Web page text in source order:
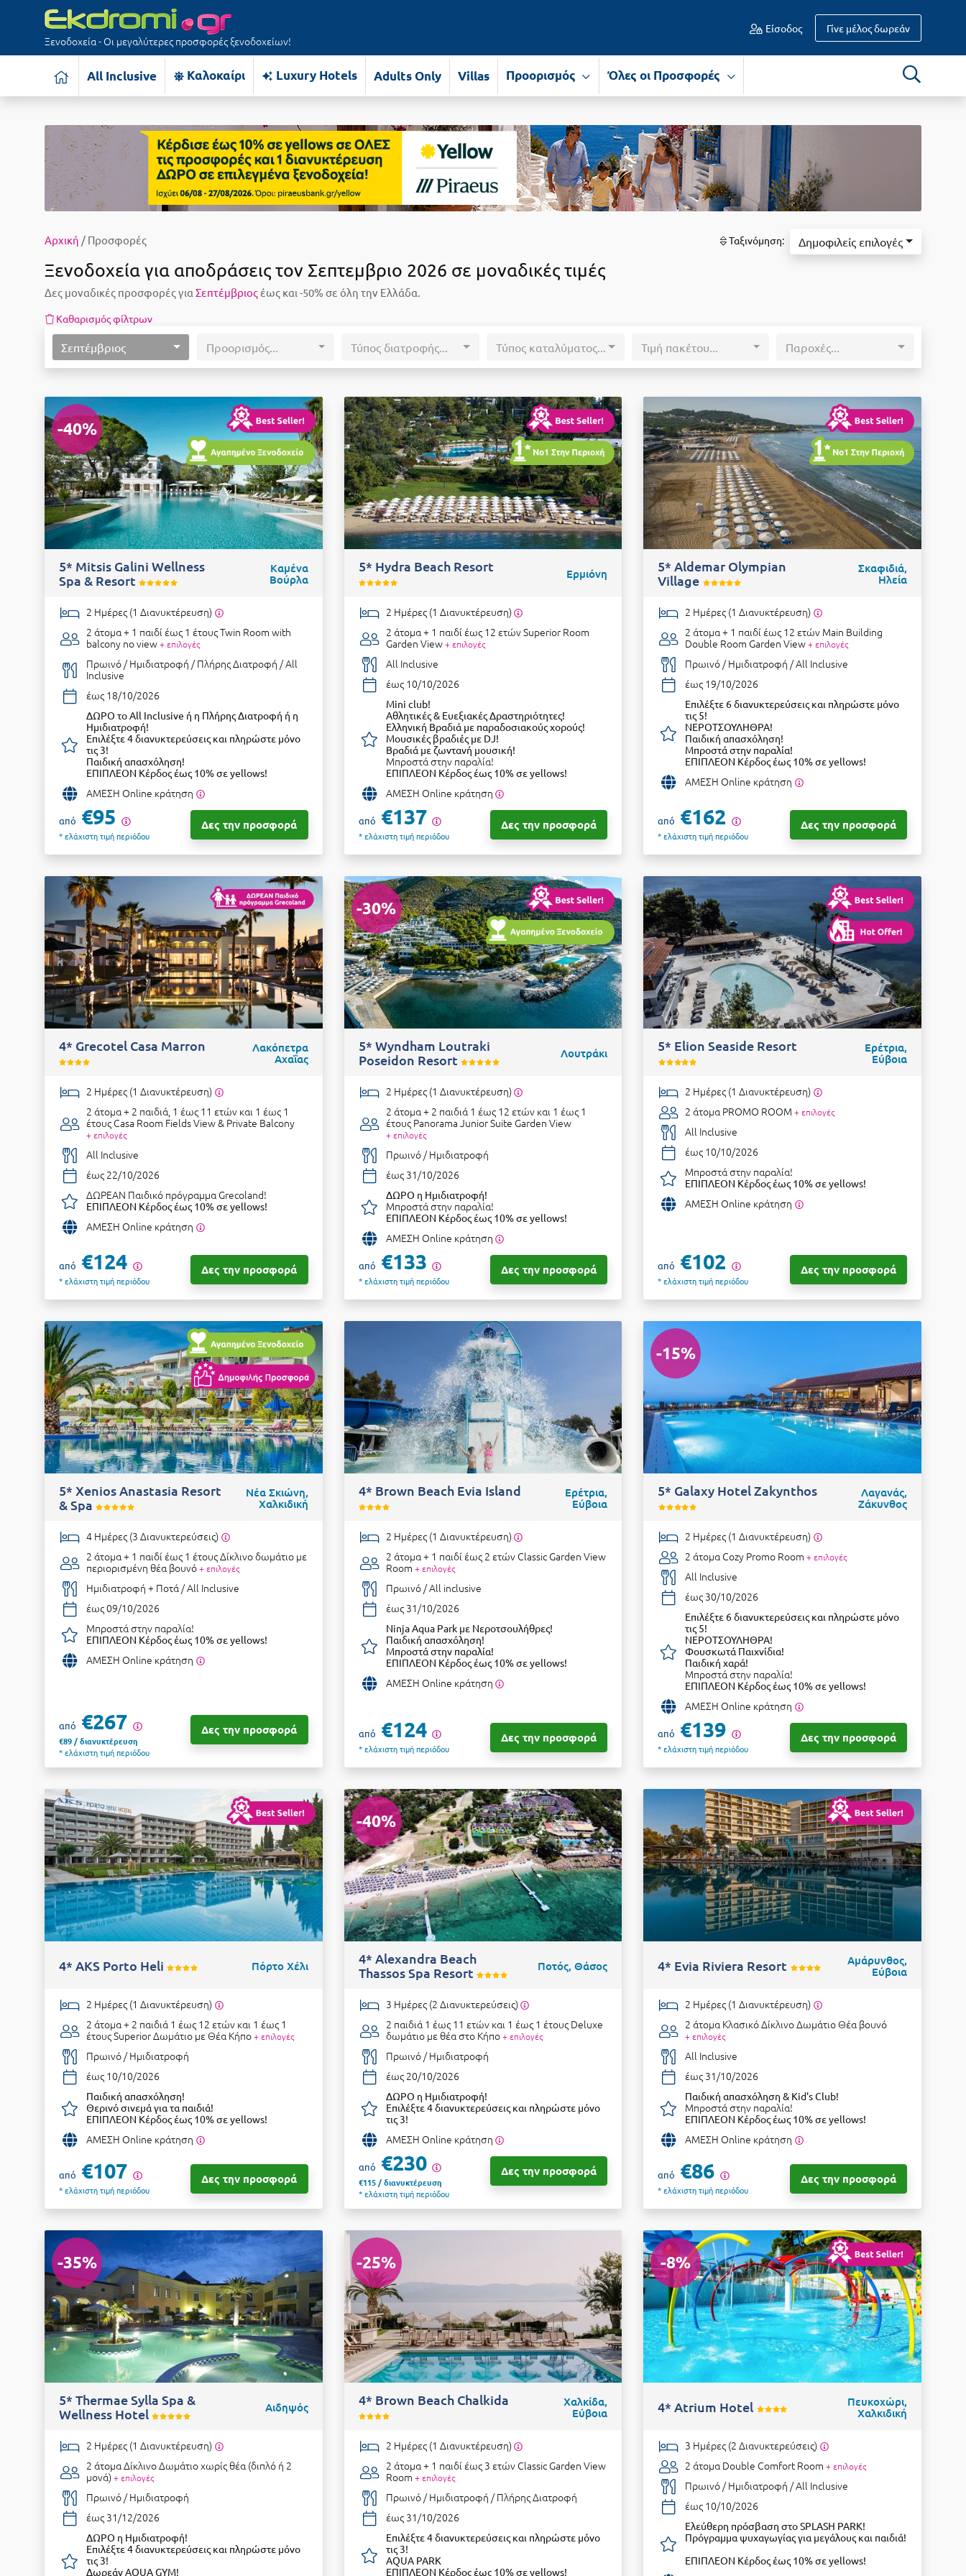
Ξενοδοχεία - Οι μεγαλύτερες προσφορές ξενοδοχείων!
Είσοδος Γίνε μέλος δωρεάν
All Inclusive Καλοκαίρι Luxury Hotels Adults Only Villas Προορισμός Όλες οι Προσφορές
Αρχική / Προσφορές
Ξενοδοχεία για αποδράσεις τον Σεπτεμβριο 2026 σε μοναδικές τιμές
Δες μοναδικές προσφορές για Σεπτέμβριος έως και -50% σε όλη την Ελλάδα.
Ταξινόμηση: Δημοφιλείς επιλογές
Καθαρισμός φίλτρων
Σεπτέμβριος Προορισμός... Τύπος διατροφής... Τύπος καταλύματος... Τιμή πακέτου... Παροχές...
-40%
5* Mitsis Galini Wellness
Spa & Resort
Καμένα
Βούρλα
2 Ημέρες (1 Διανυκτέρευση)
2 άτομα + 1 παιδί έως 1 έτουςTwin Room with
balcony no view+ επιλογές
Πρωινό / Ημιδιατροφή / Πλήρης Διατροφή / All
Inclusive
έως 18/10/2026
ΔΩΡΟ το All Inclusive ή η Πλήρης Διατροφή ή η
Ημιδιατροφή!
Επιλέξτε 4 διανυκτερεύσεις και πληρώστε μόνο
τις 3!
Παιδική απασχόληση!
ΕΠΙΠΛΕΟΝ Κέρδος έως 10% σε yellows!
ΑΜΕΣΗ Online κράτηση
από €95
* ελάχιστη τιμή περιόδου
Δες την προσφορά
5* Hydra Beach Resort Ερμιόνη
2 Ημέρες (1 Διανυκτέρευση)
2 άτομα + 1 παιδί έως 12 ετώνSuperior Room
Garden View + επιλογές
All Inclusive
έως 10/10/2026
Μini club!
Αθλητικές & Ευεξιακές Δραστηριότητες!
Ελληνική Βραδιά με παραδοσιακούς χορούς!
Μουσικές βραδιές με DJ!
Βραδιά με ζωντανή μουσική!
Μπροστά στην παραλία!
ΕΠΙΠΛΕΟΝ Κέρδος έως 10% σε yellows!
ΑΜΕΣΗ Online κράτηση
από €137
* ελάχιστη τιμή περιόδου
Δες την προσφορά
5* Aldemar Olympian
Village
Σκαφιδιά,
Ηλεία
2 Ημέρες (1 Διανυκτέρευση)
2 άτομα + 1 παιδί έως 12 ετών Main Building
Double Room Garden View + επιλογές
Πρωινό / Ημιδιατροφή / All Inclusive
έως 19/10/2026
Επιλέξτε 6 διανυκτερεύσεις και πληρώστε μόνο
τις 5!
ΝΕΡΟΤΣΟΥΛΗΘΡΑ!
Παιδική απασχόληση!
Μπροστά στην παραλία!
ΕΠΙΠΛΕΟΝ Κέρδος έως 10% σε yellows!
ΑΜΕΣΗ Online κράτηση
από €162
* ελάχιστη τιμή περιόδου
Δες την προσφορά
4* Grecotel Casa Marron
Λακόπετρα
Αχαΐας
2 Ημέρες (1 Διανυκτέρευση)
2 άτομα + 2 παιδιά, 1 έως 11 ετών και 1 έως 1
έτους Casa Room Fields View & Private Balcony
+ επιλογές
All Inclusive
έως 22/10/2026
ΔΩΡΕΑΝ Παιδικό πρόγραμμα Grecoland!
ΕΠΙΠΛΕΟΝ Κέρδος έως 10% σε yellows!
ΑΜΕΣΗ Online κράτηση
από €124
* ελάχιστη τιμή περιόδου
Δες την προσφορά
-30%
5* Wyndham Loutraki
Poseidon Resort
Λουτράκι
2 Ημέρες (1 Διανυκτέρευση)
2 άτομα + 2 παιδιά 1 έως 12 ετών και 1 έως 1
έτους Panorama Junior Suite Garden View
+ επιλογές
Πρωινό / Ημιδιατροφή
έως 31/10/2026
ΔΩΡΟ η Ημιδιατροφή!
Μπροστά στην παραλία!
ΕΠΙΠΛΕΟΝ Κέρδος έως 10% σε yellows!
ΑΜΕΣΗ Online κράτηση
από €133
* ελάχιστη τιμή περιόδου
Δες την προσφορά
5* Elion Seaside Resort
Ερέτρια,
Εύβοια
2 Ημέρες (1 Διανυκτέρευση)
2 άτομα PROMO ROOM + επιλογές
All Inclusive
έως 10/10/2026
Μπροστά στην παραλία!
ΕΠΙΠΛΕΟΝ Κέρδος έως 10% σε yellows!
ΑΜΕΣΗ Online κράτηση
από €102
* ελάχιστη τιμή περιόδου
Δες την προσφορά
5* Xenios Anastasia Resort
& Spa
Νέα Σκιώνη,
Χαλκιδική
4 Ημέρες (3 Διανυκτερεύσεις)
2 άτομα + 1 παιδί έως 1 έτουςΔίκλινο δωμάτιο με
περιορισμένη θέα βουνό+ επιλογές
Ημιδιατροφή + Ποτά / All Inclusive
έως 09/10/2026
Μπροστά στην παραλία!
ΕΠΙΠΛΕΟΝ Κέρδος έως 10% σε yellows!
ΑΜΕΣΗ Online κράτηση
από €267
€89 / διανυκτέρευση
* ελάχιστη τιμή περιόδου
Δες την προσφορά
4* Brown Beach Evia Island
Ερέτρια,
Εύβοια
2 Ημέρες (1 Διανυκτέρευση)
2 άτομα + 1 παιδί έως 2 ετών Classic Garden View
Room + επιλογές
Πρωινό / All inclusive
έως 31/10/2026
Ninja Aqua Park με Νεροτσουλήθρες!
Παιδική απασχόληση!
Μπροστά στην παραλία!
ΕΠΙΠΛΕΟΝ Κέρδος έως 10% σε yellows!
ΑΜΕΣΗ Online κράτηση
από €124
* ελάχιστη τιμή περιόδου
Δες την προσφορά
-15%
5* Galaxy Hotel Zakynthos
Λαγανάς,
Ζάκυνθος
2 Ημέρες (1 Διανυκτέρευση)
2 άτομα Cozy Promo Room + επιλογές
All Inclusive
έως 30/10/2026
Επιλέξτε 6 διανυκτερεύσεις και πληρώστε μόνο
τις 5!
ΝΕΡΟΤΣΟΥΛΗΘΡΑ!
Φουσκωτά Παιχνίδια!
Παιδική χαρά!
Μπροστά στην παραλία!
ΕΠΙΠΛΕΟΝ Κέρδος έως 10% σε yellows!
ΑΜΕΣΗ Online κράτηση
από €139
* ελάχιστη τιμή περιόδου
Δες την προσφορά
4* AKS Porto Heli Πόρτο Χέλι
2 Ημέρες (1 Διανυκτέρευση)
2 άτομα + 2 παιδιά 1 έως 12 ετών και 1 έως 1
έτουςSuperior Δωμάτιο με Θέα Κήπο+ επιλογές
Πρωινό / Ημιδιατροφή
έως 10/10/2026
Παιδική απασχόληση!
Θερινό σινεμά για τα παιδιά!
ΕΠΙΠΛΕΟΝ Κέρδος έως 10% σε yellows!
ΑΜΕΣΗ Online κράτηση
από €107
* ελάχιστη τιμή περιόδου
Δες την προσφορά
-40%
4* Alexandra Beach
Thassos Spa Resort
Ποτός, Θάσος
3 Ημέρες (2 Διανυκτερεύσεις)
2 παιδιά 1 έως 11 ετών και 1 έως 1 έτους Deluxe
δωμάτιο με θέα στο Κήπο + επιλογές
Πρωινό / Ημιδιατροφή
έως 20/10/2026
ΔΩΡΟ η Ημιδιατροφή!
Επιλέξτε 4 διανυκτερεύσεις και πληρώστε μόνο
τις 3!
ΑΜΕΣΗ Online κράτηση
από €230
€115 / διανυκτέρευση
* ελάχιστη τιμή περιόδου
Δες την προσφορά
4* Evia Riviera Resort
Αμάρυνθος,
Εύβοια
2 Ημέρες (1 Διανυκτέρευση)
2 άτομα Κλασικό Δίκλινο Δωμάτιο Θέα βουνό
+ επιλογές
All Inclusive
έως 31/10/2026
Παιδική απασχόληση & Kid's Club!
Μπροστά στην παραλία!
ΕΠΙΠΛΕΟΝ Κέρδος έως 10% σε yellows!
ΑΜΕΣΗ Online κράτηση
από €86
* ελάχιστη τιμή περιόδου
Δες την προσφορά
-35%
5* Thermae Sylla Spa &
Wellness Hotel
Αιδηψός
2 Ημέρες (1 Διανυκτέρευση)
2 άτομαΔίκλινο Δωμάτιο χωρίς θέα (διπλό ή 2
μονά)+ επιλογές
Πρωινό / Ημιδιατροφή
έως 31/12/2026
ΔΩΡΟ η Ημιδιατροφή!
Επιλέξτε 4 διανυκτερεύσεις και πληρώστε μόνο
τις 3!
Δωρεάν AQUA GYM!
-25%
4* Brown Beach Chalkida
Χαλκίδα,
Εύβοια
2 Ημέρες (1 Διανυκτέρευση)
2 άτομα + 1 παιδί έως 3 ετών Classic Garden View
Room + επιλογές
Πρωινό / Ημιδιατροφή / Πλήρης Διατροφή
έως 31/10/2026
Επιλέξτε 4 διανυκτερεύσεις και πληρώστε μόνο
τις 3!
AQUA PARK
ΕΠΙΠΛΕΟΝ Κέρδος έως 10% σε yellows!
-8%
4* Atrium Hotel
Πευκοχώρι,
Χαλκιδική
3 Ημέρες (2 Διανυκτερεύσεις)
2 άτομα Double Comfort Room + επιλογές
Πρωινό / Ημιδιατροφή / All Inclusive
έως 10/10/2026
Ελεύθερη πρόσβαση στο SPLASH PARK!
Πρόγραμμα ψυχαγωγίας για μεγάλους και παιδιά!
ΕΠΙΠΛΕΟΝ Κέρδος έως 10% σε yellows!